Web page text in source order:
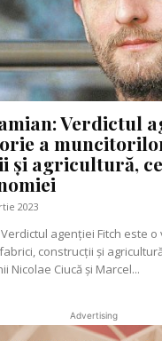
Verdictul
a
și agricultură,
2023
agenției Fitch este o
construcții și
Nicolae Ciucă și Marcel...
Advertising